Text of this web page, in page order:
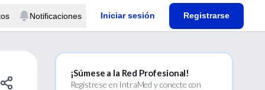
Notificaciones Iniciar sesión Registrarse
¡Súmese a la Red Profesional!
Regístrese en IntraMed y conecte con